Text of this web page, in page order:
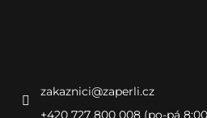
zakaznici@zaperli.cz
+420 727 800 008 (po-pá